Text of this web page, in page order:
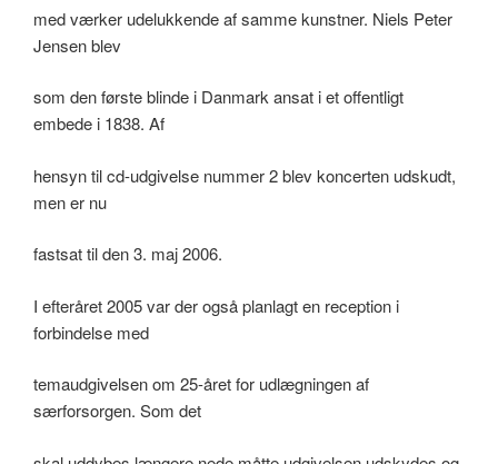
med værker udelukkende af samme kunstner. Niels Peter
Jensen blev
som den første blinde i Danmark ansat i et offentligt
embede i 1838. Af
hensyn til cd-udgivelse nummer 2 blev koncerten udskudt,
men er nu
fastsat til den 3. maj 2006.
I efteråret 2005 var der også planlagt en reception i
forbindelse med
temaudgivelsen om 25-året for udlægningen af
særforsorgen. Som det